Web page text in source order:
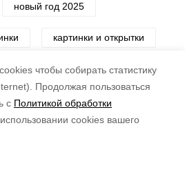
чтобы собирать статистику
Продолжая пользоваться
с Политикой обработки
cookies вашего
новый год 2025
картинки и открытки